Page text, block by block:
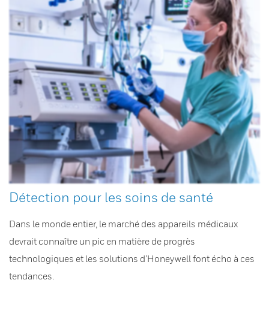
Détection pour les soins de santé
Dans le monde entier, le marché des appareils médicaux
devrait connaître un pic en matière de progrès
technologiques et les solutions d’Honeywell font écho à ces
tendances.